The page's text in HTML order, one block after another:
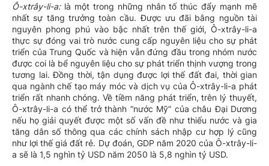
Ô-xtrây-li-a: là một trong những nhân tố thúc đẩy mạnh mẽ
nhất sự tăng trưởng toàn cầu. Được ưu đãi bằng nguồn tài
nguyên phong phú vào bậc nhất trên thế giới, Ô-xtrây-li-a
thực sự đóng vai trò nước cung cấp nguyên liệu cho sự phát
triển của Trung Quốc và hiện vẫn đứng đầu trong nhóm nước
được coi là bể nguyên liệu cho sự phát triển thịnh vượng trong
tương lai. Đồng thời, tận dụng được lợi thế đất đai, thời gian
qua ngành chế tạo máy móc và dịch vụ của Ô-xtrây-li-a phát
triển rất nhanh chóng. Về tiềm năng phát triển, trên lý thuyết,
Ô-xtrây-li-a có thể trở thành “nước Mỹ” của châu Đại Dương
nếu họ giải quyết được một số vấn đề như thiếu nước và gia
tăng dân số thông qua các chính sách nhập cư hợp lý cũng
như lợi thế giá đất rẻ. Dự đoán, GDP năm 2020 của Ô-xtrây-li-
a sẽ là 1,5 nghìn tỷ USD năm 2050 là 5,8 nghìn tỷ USD.